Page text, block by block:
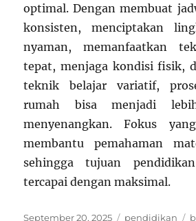
optimal. Dengan membuat
konsisten, menciptakan
nyaman, memanfaatkan
tepat, menjaga kondisi fisik,
teknik belajar variatif,
rumah bisa menjadi
menyenangkan. Fokus
membantu pemahaman
sehingga tujuan
tercapai dengan maksimal.
Posted
September 20, 2025 Categories
pendidikan